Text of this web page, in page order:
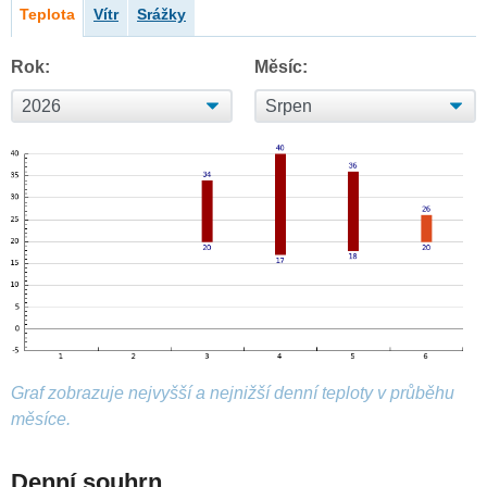
Teplota Vítr Srážky
Rok: Měsíc:
Graf zobrazuje nejvyšší a nejnižší denní teploty v průběhu
měsíce.